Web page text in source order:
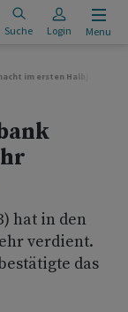
Suche Login Menu
im ersten Halbjahr
hat in den
verdient.
das